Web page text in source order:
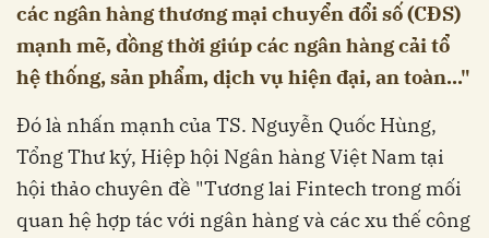
các ngân hàng thương mại chuyển đổi số (CĐS)
mạnh mẽ, đồng thời giúp các ngân hàng cải tổ
hệ thống, sản phẩm, dịch vụ hiện đại, an toàn..."
Đó là nhấn mạnh của TS. Nguyễn Quốc Hùng,
Tổng Thư ký, Hiệp hội Ngân hàng Việt Nam tại
hội thảo chuyên đề "Tương lai Fintech trong mối
quan hệ hợp tác với ngân hàng và các xu thế công
Hủy Gửi